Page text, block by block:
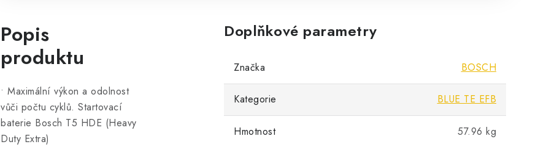
Popis
produktu
• Maximální výkon a odolnost
vůči počtu cyklů. Startovací
baterie Bosch T5 HDE (Heavy
Duty Extra)
Doplňkové parametry
Značka BOSCH
Kategorie BLUE TE EFB
Hmotnost 57.96 kg